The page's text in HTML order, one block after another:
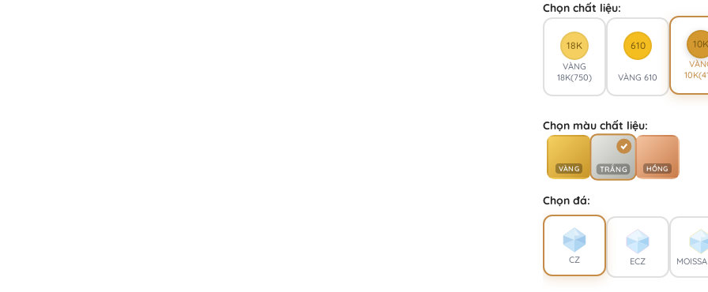
Chọn chất liệu:
18K
VÀNG
18K(750)
610
VÀNG 610
10K
Chọn màu chất liệu:
VÀNG TRẮNG HỒNG
Chọn đá:
CZ ECZ